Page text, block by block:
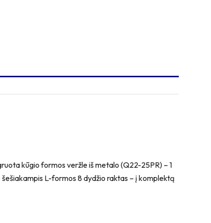
kūgio formos veržle iš metalo (Q22-25PR) – 1
šešiakampis L-formos 8 dydžio raktas – į komplektą